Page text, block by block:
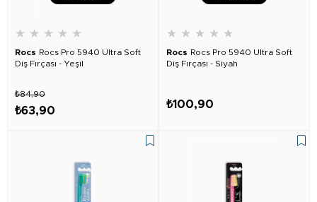
★ ★ ★ ★ ★
Rocs Rocs Pro 5940 Ultra Soft
Diş Fırçası - Yeşil
₺63,90
₺84,90
★ ★ ★ ★ ★
Rocs Rocs Pro 5940 Ultra Soft
Diş Fırçası - Siyah
₺100,90